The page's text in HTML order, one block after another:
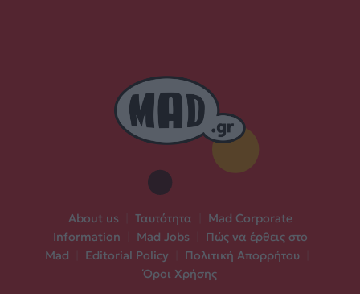
About us Ταυτότητα
Mad Corporate
Information
Mad Jobs
Πώς να έρθεις στο
Mad
Editorial Policy Πολιτική Απορρήτου
Όροι Χρήσης